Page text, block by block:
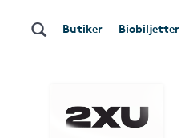
Butiker Biobiljetter